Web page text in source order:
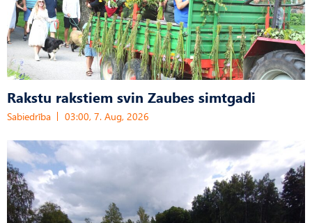
Rakstu rakstiem svin Zaubes simtgadi
Sabiedrība 03:00, 7. Aug, 2026